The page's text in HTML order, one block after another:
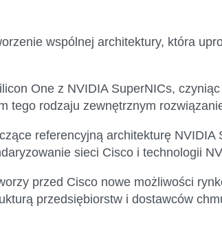
wspólnej architektury, która
One z NVIDIA SuperNICs,
tego rodzaju zewnętrznym
referencyjną architekturę
sieci Cisco i technologii
przed Cisco nowe możliwości
przedsiębiorstw i dostawców